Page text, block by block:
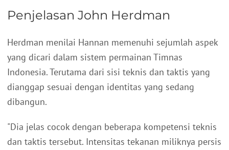
Penjelasan John Herdman
Herdman menilai Hannan memenuhi sejumlah aspek
yang dicari dalam sistem permainan Timnas
Indonesia. Terutama dari sisi teknis dan taktis yang
dianggap sesuai dengan identitas yang sedang
dibangun.
"Dia jelas cocok dengan beberapa kompetensi teknis
dan taktis tersebut. Intensitas tekanan miliknya persis